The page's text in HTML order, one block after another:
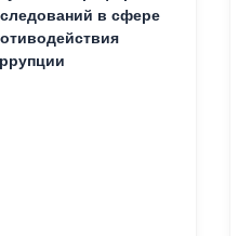
в сфере